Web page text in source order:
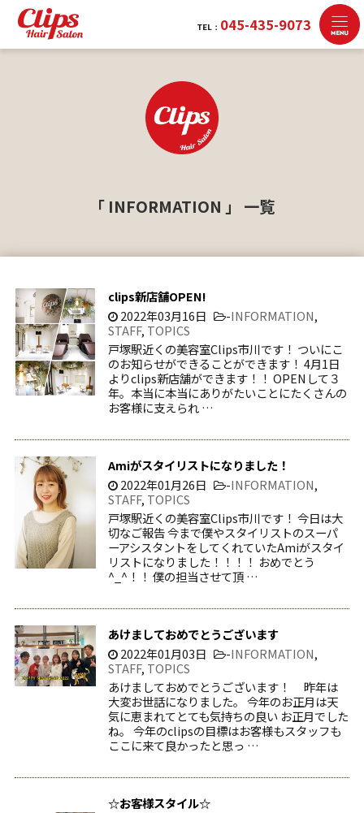
「 INFORMATION 」 一覧
clips新店舗OPEN!
2022年03月16日
-INFORMATION,
STAFF, TOPICS
戸塚駅近くの美容室Clips市川です！ ついにこ
のお知らせができることができます！ 4月1日
よりclips新店舗ができます！！ OPENして３
年。本当に本当にありがたいことにたくさんの
お客様に支えられ …
Amiがスタイリストになりました！
2022年01月26日
-INFORMATION,
STAFF, TOPICS
戸塚駅近くの美容室Clips市川です！ 今日は大
切なご報告 今まで僕やスタイリストのスーパ
ーアシスタントをしてくれていたAmiがスタイ
リストになりました！！！！ おめでとう
^_^！！ 僕の担当させて頂 …
あけましておめでとうございます
2022年01月03日
-INFORMATION,
STAFF, TOPICS
あけましておめでとうございます！ 昨年は
大変お世話になりました。 今年のお正月は天
気に恵まれてとても気持ちの良い お正月でした
ね。 今年のclipsの目標はお客様もスタッフも
ここに来て良かったと思っ …
☆お客様スタイル☆
TEL： 045-435-9073